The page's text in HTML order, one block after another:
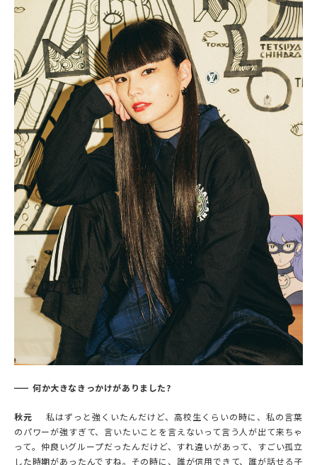
何か大きなきっかけがありました?
秋元
私はずっと強くいたんだけど、高校生くらいの時に、私の言葉
のパワーが強すぎて、言いたいことを言えないって言う人が出て来ちゃ
って。仲良いグループだったんだけど、すれ違いがあって、すごい孤立
した時期があったんですね。その時に、誰が信用できて、誰が話せる子